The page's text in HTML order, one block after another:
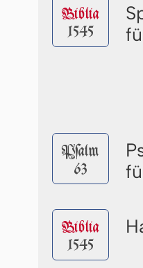
Biblia
1545
Pſalm
63
Biblia
1545